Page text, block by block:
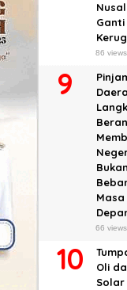
Ganti
86 views
Masa
66 views
Oli
Solar